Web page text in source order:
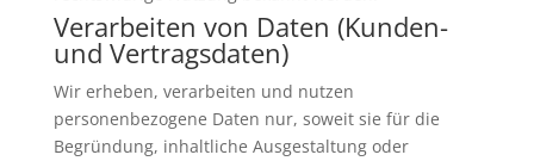
Verarbeiten von Daten (Kunden-
und Vertragsdaten)
Wir erheben, verarbeiten und nutzen
personenbezogene Daten nur, soweit sie für die
Begründung, inhaltliche Ausgestaltung oder